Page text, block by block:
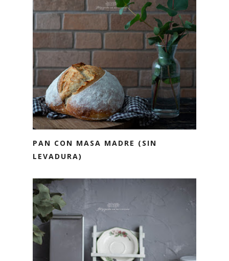
PAN CON MASA MADRE (SIN
LEVADURA)